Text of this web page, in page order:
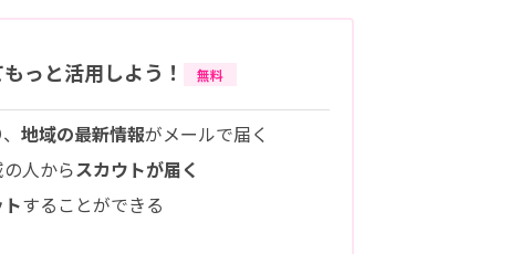
っと活用しよう！ 無料
地域の最新情報がメールで届く
人からスカウトが届く
することができる